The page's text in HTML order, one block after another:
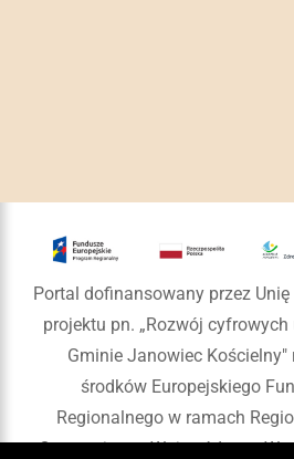
Portal dofinansowany przez
projektu pn. „Rozwój
Gminie Janowiec Kościelny"
środków Europejskiego
Regionalnego w ramach
Operacyjnego Województwa